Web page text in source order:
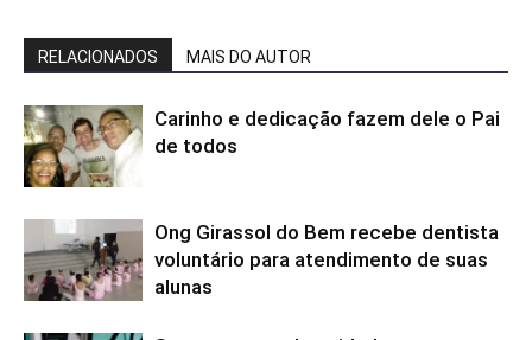
RELACIONADOS MAIS DO AUTOR
Carinho e dedicação fazem dele o Pai
de todos
Ong Girassol do Bem recebe dentista
voluntário para atendimento de suas
alunas